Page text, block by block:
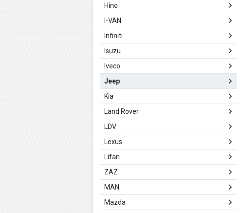
Hino
I-VAN
Infiniti
Isuzu
Iveco
Jeep
Kia
Land Rover
LDV
Lexus
Lifan
ZAZ
MAN
Mazda